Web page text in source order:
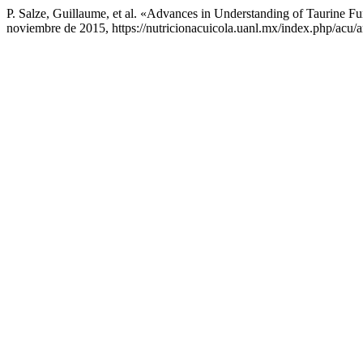
P. Salze, Guillaume, et al. «Advances in Understanding of Taurine
noviembre de 2015, https://nutricionacuicola.uanl.mx/index.php/acu/